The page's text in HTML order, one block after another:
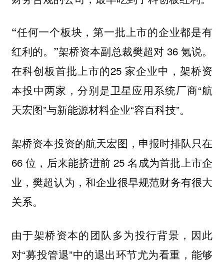
“任何一个板块，第一批上市的企业都是有
红利的。”架桥资本副总裁樊超对 36 氪说。
在科创板首批上市的25 家企业中，架桥资
本投中两家，分别是卫星应用系统厂商“航
天宏图”与新能源材料企业“容百科技”。
架桥资本投资的航天宏图，申报时排队只在
66 位，后来能挤进前 25 名成为首批上市企
业，樊超认为，和企业很早规范财务有很大
关系。
由于架桥资本的团队多为投行背景，因此
对“募投管退”中的退出环节尤为看重，能够